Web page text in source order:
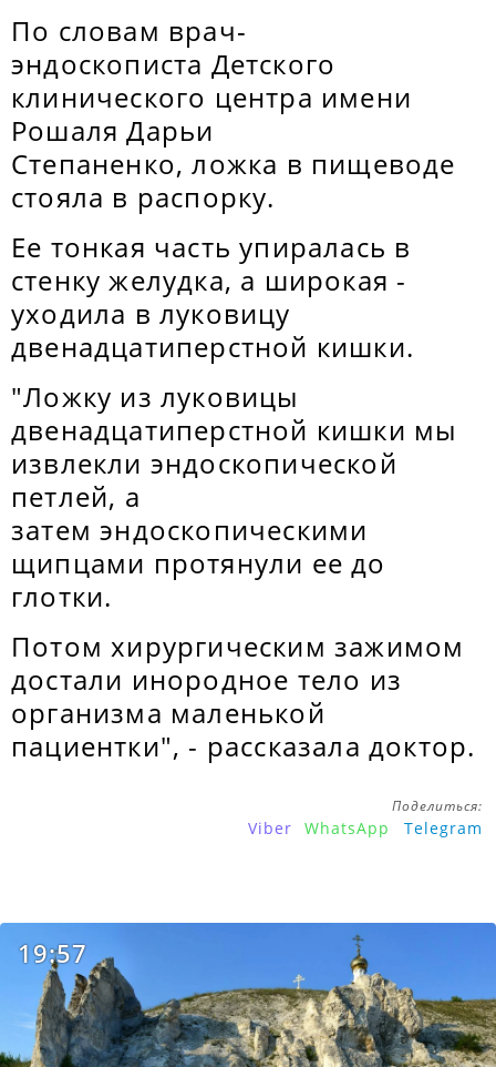
По словам врач-
эндоскописта Детского
клинического центра имени
Рошаля Дарьи
Степаненко, ложка в пищеводе
стояла в распорку.
Ее тонкая часть упиралась в
стенку желудка, а широкая -
уходила в луковицу
двенадцатиперстной кишки.
"Ложку из луковицы
двенадцатиперстной кишки мы
извлекли эндоскопической
петлей, а
затем эндоскопическими
щипцами протянули ее до
глотки.
Потом хирургическим зажимом
достали инородное тело из
организма маленькой
пациентки", - рассказала доктор.
Поделиться:
Viber WhatsApp Telegram
19:57